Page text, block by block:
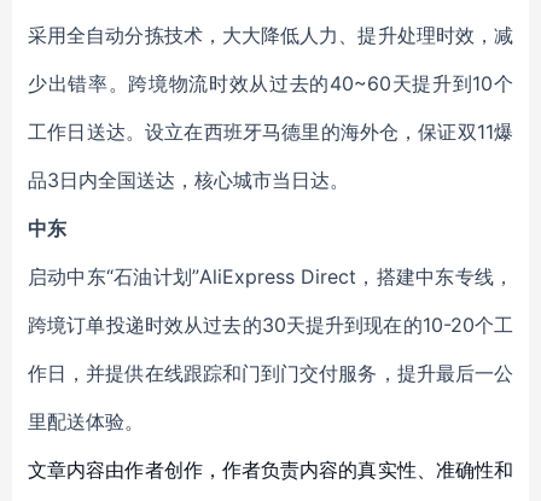
采用全自动分拣技术，大大降低人力、提升处理时效，减
少出错率。跨境物流时效从过去的40~60天提升到10个
工作日送达。设立在西班牙马德里的海外仓，保证双11爆
品3日内全国送达，核心城市当日达。
中东
启动中东“石油计划”AliExpress Direct，搭建中东专线，
跨境订单投递时效从过去的30天提升到现在的10-20个工
作日，并提供在线跟踪和门到门交付服务，提升最后一公
里配送体验。
文章内容由作者创作，作者负责内容的真实性、准确性和